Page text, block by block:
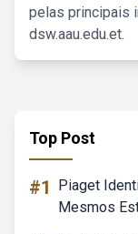
pelas principais
dsw.aau.edu.et.
Top Post
#1
Piaget
Mesmos